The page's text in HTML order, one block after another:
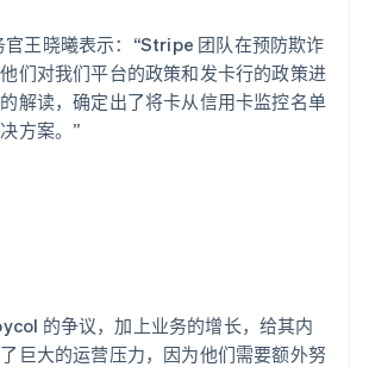
王晓曦表示：“Stripe 团队在预防欺诈
们对我们平台的政策和发卡行的政策进
解读，确定出了将卡从信用卡监控名单
方案。”
的争议，加上业务的增长，给其内
巨大的运营压力，因为他们需要额外努